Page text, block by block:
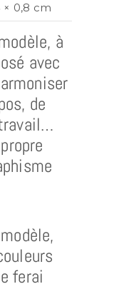
× 0,8 cm
à
avec
de
ferai